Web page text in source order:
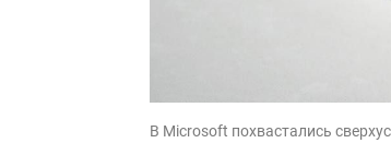
В Microsoft похвастались